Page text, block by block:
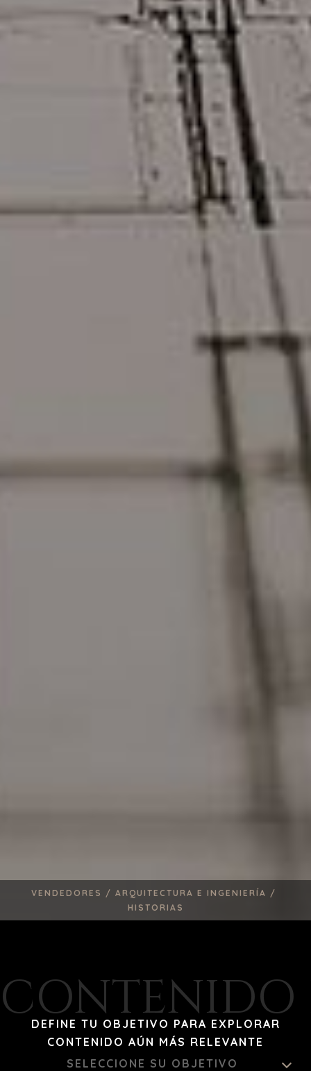
VENDEDORES / ARQUITECTURA E INGENIERÍA /
HISTORIAS
CONTENIDO
DEFINE TU OBJETIVO PARA EXPLORAR
CONTENIDO AÚN MÁS RELEVANTE
SELECCIONE SU OBJETIVO